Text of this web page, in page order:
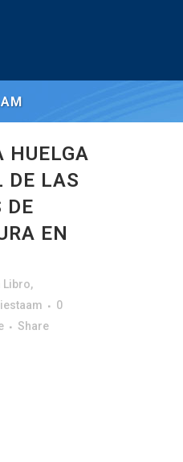
HUELGA
DE LAS
DE
EN
Libro,
0
Share